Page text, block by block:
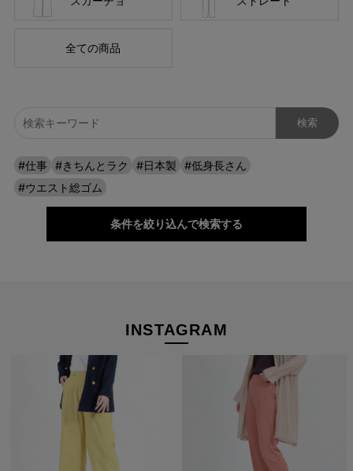
本物のスタンダードを
しい毎日をおくる全ての女性にもっと軽やかに、もっと自分
らしくオシャレを楽しんでいただければ嬉しいです。
美しく、はきやすく、長く使える
全ての商品
#仕事 #きちんとラク #日本製
#低身長さん
#ウエスト総ゴム
条件を絞り込んで検索する
INSTAGRAM